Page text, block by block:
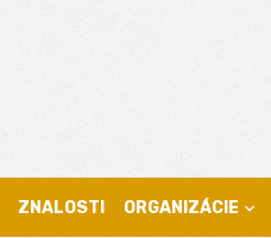
ZNALOSTI ORGANIZÁCIE